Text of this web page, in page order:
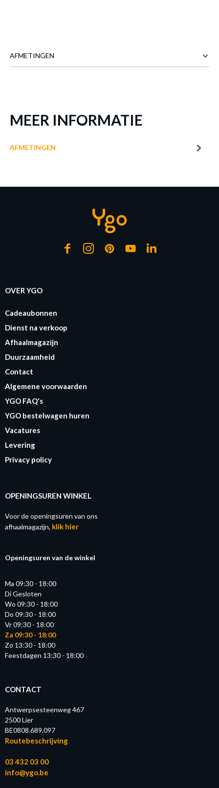
AFMETINGEN
Meer afmetingen
MEER INFORMATIE
AFMETINGEN
Placemat FEO STONE LL 43 Green
Prijs per stuk, incl. btw en excl. verzendkosten
OVER YGO
Cadeaubonnen
Dienst na verkoop
Afhaalmagazijn
Duurzaamheid
Contact
Algemene voorwaarden
YGO FAQ's
YGO bestelwagen huren
Vacatures
Levering
Privacy policy
OPENINGSUREN WINKEL
Voor de openingsuren van ons
afhaalmagazijn, klik hier
Openingsuren van de winkel
Ma 09:30 - 18:00
Di Gesloten
Wo 09:30 - 18:00
Do 09:30 - 18:00
Vr 09:30 - 18:00
Za 09:30 - 18:00
Zo 13:30 - 18:00
Feestdagen 13:30 - 18:00
CONTACT
Antwerpsesteenweg 467
2500 Lier
BE0808.689.097
Routebeschrijving
03 432 03 00
info@ygo.be